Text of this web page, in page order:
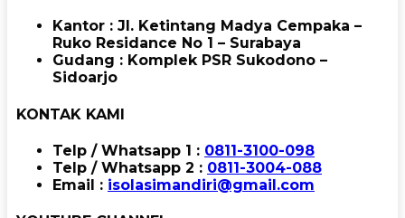
Kantor : Jl. Ketintang Madya Cempaka –
Ruko Residance No 1 – Surabaya
Gudang : Komplek PSR Sukodono –
Sidoarjo
KONTAK KAMI
Telp / Whatsapp 1 : 0811-3100-098
Telp / Whatsapp 2 : 0811-3004-088
Email : isolasimandiri@gmail.com